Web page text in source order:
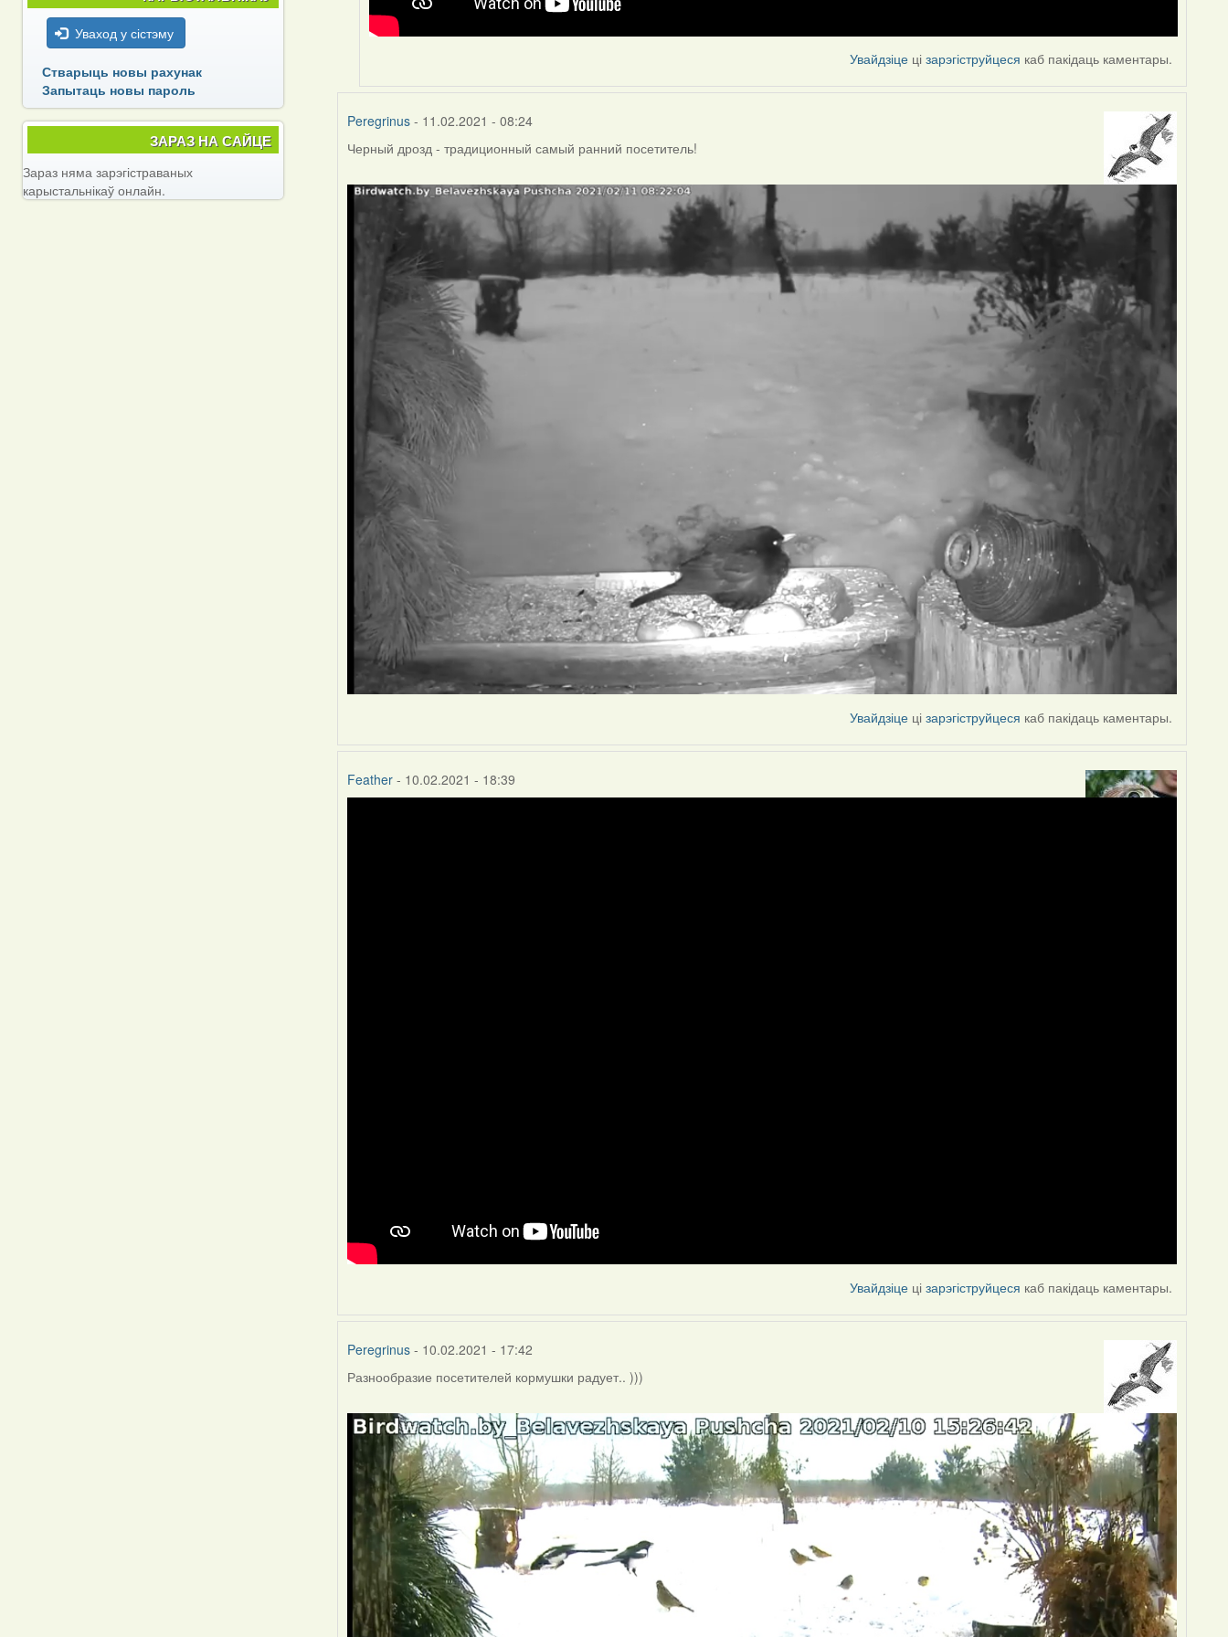
Увайдзіце цізарэгіструйцеся каб пакідаць каментары.
Peregrinus - 11.02.2021 - 08:24
Черный дрозд - традиционный самый ранний посетитель!
Увайдзіце цізарэгіструйцеся каб пакідаць каментары.
Feather - 10.02.2021 - 18:39
Увайдзіце цізарэгіструйцеся каб пакідаць каментары.
Peregrinus - 10.02.2021 - 17:42
Разнообразие посетителей кормушки радует.. )))
Уваход у сістэму
Стварыць новы рахунак
Запытаць новы пароль
ЗАРАЗ НА САЙЦЕ
Зараз няма зарэгістраваных
карыстальнікаў онлайн.